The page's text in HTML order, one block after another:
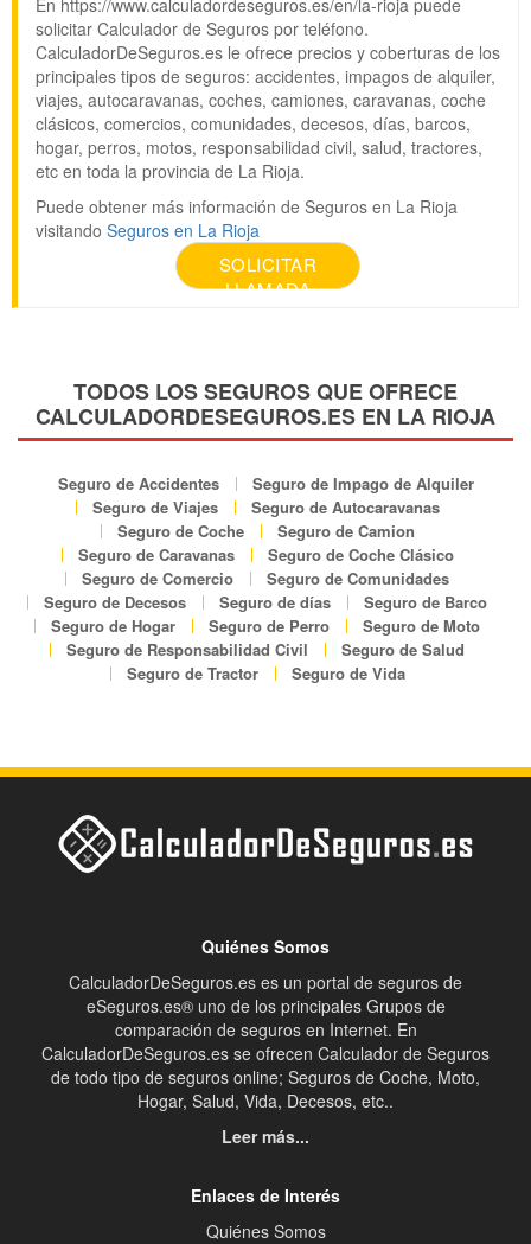
solicitar Calculador de Seguros por teléfono.
CalculadorDeSeguros.es le ofrece precios y coberturas de los
principales tipos de seguros: accidentes, impagos de alquiler,
viajes, autocaravanas, coches, camiones, caravanas, coche
clásicos, comercios, comunidades, decesos, días, barcos,
hogar, perros, motos, responsabilidad civil, salud, tractores,
etc en toda la provincia de La Rioja.
Puede obtener más información de Seguros en La Rioja
visitando Seguros en La Rioja
SOLICITAR
LLAMADA
TODOS LOS SEGUROS QUE OFRECE
CALCULADORDESEGUROS.ES EN LA RIOJA
Seguro de Accidentes
Seguro de Impago de Alquiler
Seguro de Viajes
Seguro de Autocaravanas
Seguro de Coche
Seguro de Camion
Seguro de Caravanas
Seguro de Coche Clásico
Seguro de Comercio
Seguro de Comunidades
Seguro de Decesos
Seguro de días
Seguro de Barco
Seguro de Hogar
Seguro de Perro
Seguro de Moto
Seguro de Responsabilidad Civil
Seguro de Salud
Seguro de Tractor
Seguro de Vida
Quiénes Somos
CalculadorDeSeguros.es es un portal de seguros de
eSeguros.es® uno de los principales Grupos de
comparación de seguros en Internet. En
CalculadorDeSeguros.es se ofrecen Calculador de Seguros
de todo tipo de seguros online; Seguros de Coche, Moto,
Hogar, Salud, Vida, Decesos, etc..
Leer más...
Enlaces de Interés
Quiénes Somos